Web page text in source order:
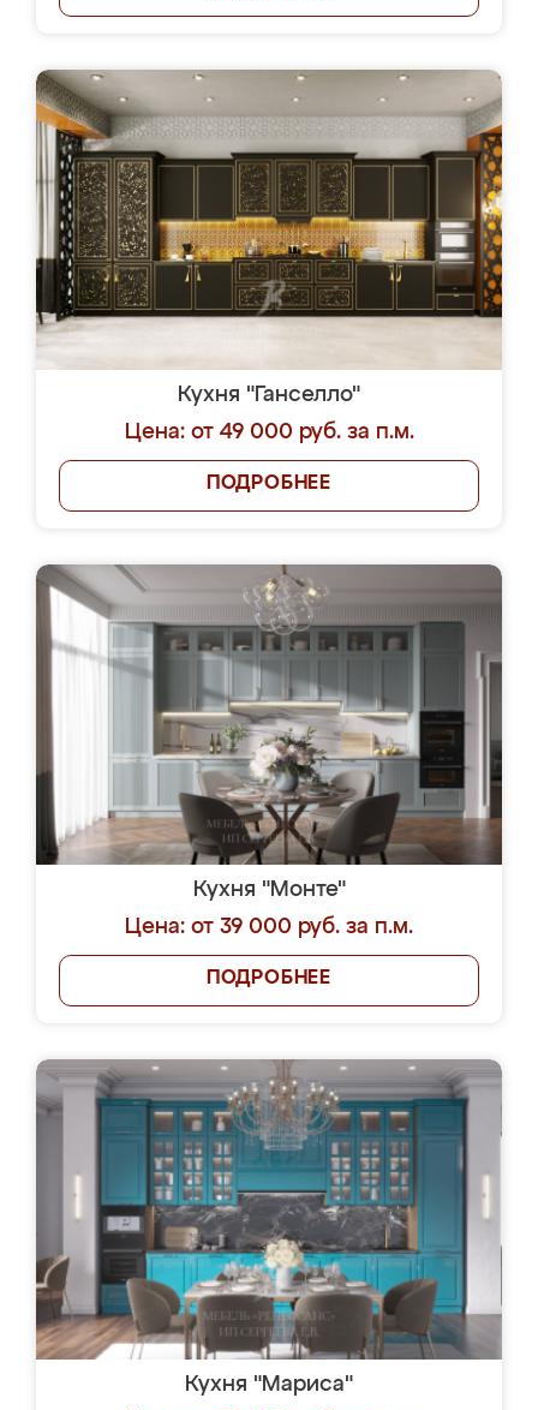
Кухня "Ганселло"
Цена: от 49 000 руб. за п.м.
ПОДРОБНЕЕ
Кухня "Монте"
Цена: от 39 000 руб. за п.м.
ПОДРОБНЕЕ
Кухня "Мариса"